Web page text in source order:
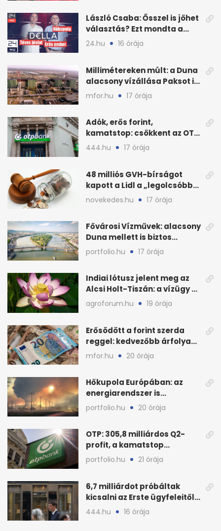
László Csaba: Ősszel is jöhet
választás? Ezt mondta a
Dellában
24.hu 16 órája
Millimétereken múlt: a Duna
alacsony vízállása Paksot is
veszélyeztette
mfor.hu 17 órája
Adók, erős forint,
kamatstop: csökkent az OTP
eredménye
444.hu 17 órája
48 milliós GVH-bírságot
kapott a Lidl a „legolcsóbb”
állítás miatt
novekedes.hu 17 órája
Fővárosi Vízművek: alacsony
Duna mellett is biztos
Budapest ivóvize
portfolio.hu 17 órája
Indiai lótusz jelent meg az
Alcsi Holt-Tiszán: a vízügy a
stégtulajdonosokat kéri
agroforum.hu 19 órája
Erősödött a forint szerda
reggel: kedvezőbb árfolyam
az euróhoz képest
mfor.hu 20 órája
Hőkupola Európában: az
energiarendszer is
túlmelegszik, nő a kockázat
portfolio.hu 20 órája
OTP: 305,8 milliárdos Q2-
profit, a kamatstop
mozgatta az eredményt
portfolio.hu 21 órája
6,7 milliárdot próbáltak
kicsalni az Erste ügyfeleitől
az első félévben
444.hu 16 órája